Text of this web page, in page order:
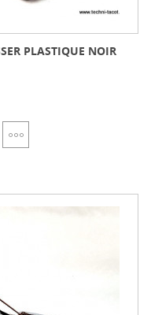
PLASTIQUE NOIR